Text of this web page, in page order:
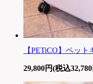
【PETiCO】ペット
29,800円(税込